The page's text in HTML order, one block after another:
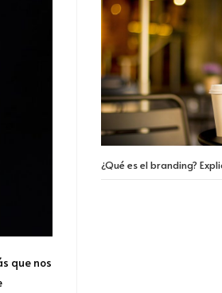
que nos
¿Qué es el branding?